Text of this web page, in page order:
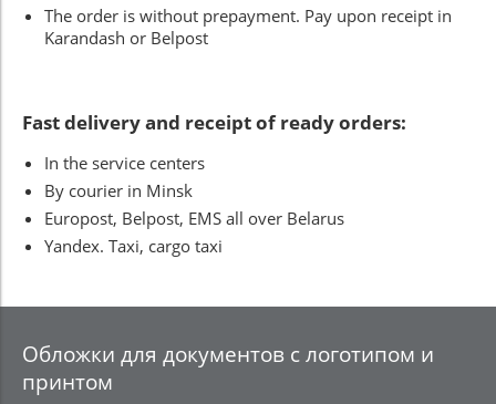
The order is without prepayment. Pay upon receipt in
Karandash or Belpost
Fast delivery and receipt of ready orders:
In the service centers
By courier in Minsk
Europost, Belpost, EMS all over Belarus
Yandex. Taxi, cargo taxi
Обложки для документов с логотипом и
принтом